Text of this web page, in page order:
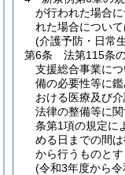
が行われた場合
れた場合について
(介護予防・日常
第6条
法第115条
支援総合事業に
備の必要性等に
おける医療及び
法律の整備等に
条第1項の規定に
める日までの間
から行うものとす
(令和3年度から